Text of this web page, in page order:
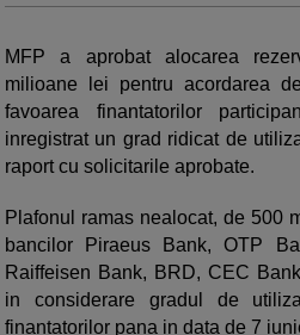
MFP a aprobat alocarea
milioane lei pentru acordarea
favoarea finantatorilor
inregistrat un grad ridicat de
raport cu solicitarile aprobate.
Plafonul ramas nealocat, de 500
bancilor Piraeus Bank, OTP
Raiffeisen Bank, BRD, CEC
in considerare gradul de
finantatorilor pana in data de 7